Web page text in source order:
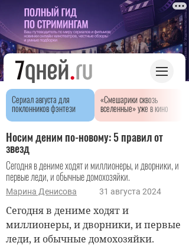
Сериал августа для
поклонников фэнтези
«Смешарики сквозь
вселенные» уже в кино
Носим деним по-новому: 5 правил от
звезд
Сегодня в дениме ходят и миллионеры, и дворники, и
первые леди, и обычные домохозяйки.
Марина Денисова 31 августа 2024
Сегодня в дениме ходят и
миллионеры, и дворники, и первые
леди, и обычные домохозяйки.